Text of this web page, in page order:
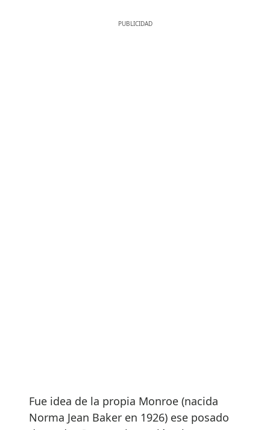
Fue idea de la propia Monroe (nacida
Norma Jean Baker en 1926) ese posado